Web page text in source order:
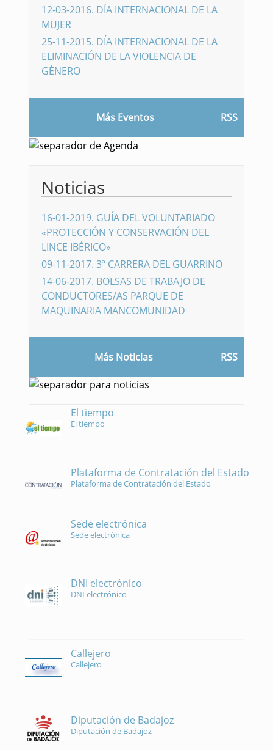
12-03-2016. DÍA INTERNACIONAL DE LA
MUJER
25-11-2015. DÍA INTERNACIONAL DE LA
ELIMINACIÓN DE LA VIOLENCIA DE
GÉNERO
Más Eventos RSS
Noticias
16-01-2019. GUÍA DEL VOLUNTARIADO
«PROTECCIÓN Y CONSERVACIÓN DEL
LINCE IBÉRICO»
09-11-2017. 3ª CARRERA DEL GUARRINO
14-06-2017. BOLSAS DE TRABAJO DE
CONDUCTORES/AS PARQUE DE
MAQUINARIA MANCOMUNIDAD
Más Noticias RSS
El tiempo
El tiempo
Plataforma de Contratación del Estado
Plataforma de Contratación del Estado
Sede electrónica
Sede electrónica
DNI electrónico
DNI electrónico
Callejero
Callejero
Diputación de Badajoz
Diputación de Badajoz